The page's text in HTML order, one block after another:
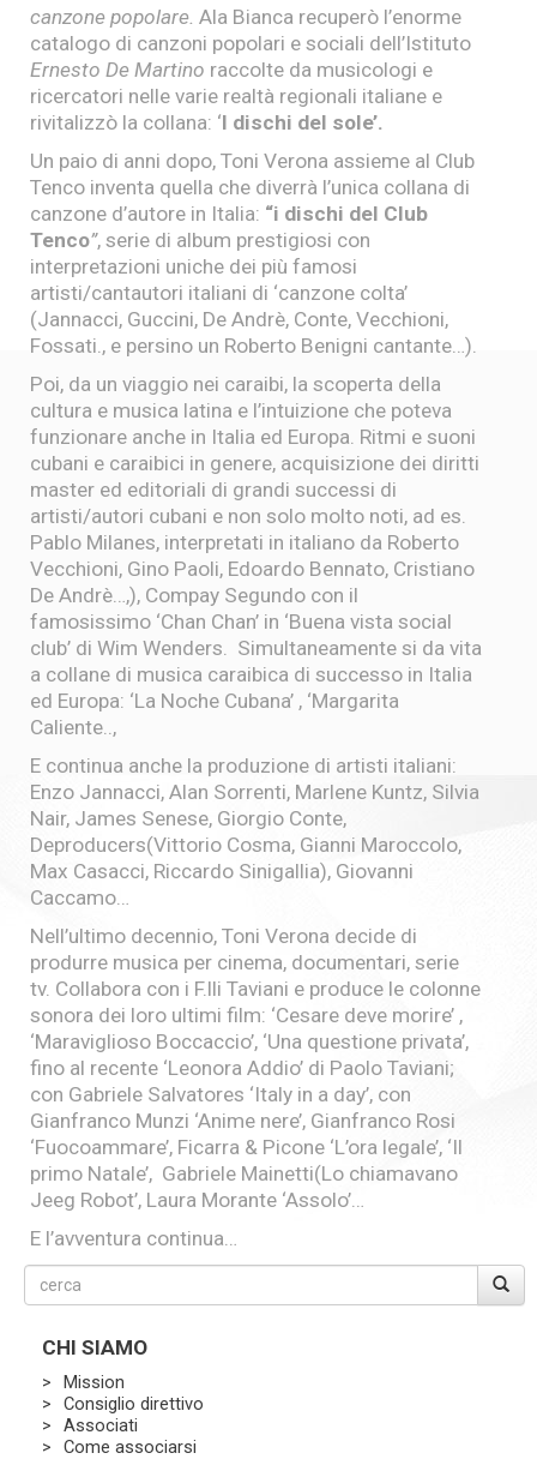
canzone popolare. Ala Bianca recuperò l’enorme
catalogo di canzoni popolari e sociali dell’Istituto
Ernesto De Martino raccolte da musicologi e
ricercatori nelle varie realtà regionali italiane e
rivitalizzò la collana: ‘I dischi del sole’.
Un paio di anni dopo, Toni Verona assieme al Club
Tenco inventa quella che diverrà l’unica collana di
canzone d’autore in Italia: “i dischi del Club
Tenco”, serie di album prestigiosi con
interpretazioni uniche dei più famosi
artisti/cantautori italiani di ‘canzone colta’
(Jannacci, Guccini, De Andrè, Conte, Vecchioni,
Fossati., e persino un Roberto Benigni cantante…).
Poi, da un viaggio nei caraibi, la scoperta della
cultura e musica latina e l’intuizione che poteva
funzionare anche in Italia ed Europa. Ritmi e suoni
cubani e caraibici in genere, acquisizione dei diritti
master ed editoriali di grandi successi di
artisti/autori cubani e non solo molto noti, ad es.
Pablo Milanes, interpretati in italiano da Roberto
Vecchioni, Gino Paoli, Edoardo Bennato, Cristiano
De Andrè…,), Compay Segundo con il
famosissimo ‘Chan Chan’ in ‘Buena vista social
club’ di Wim Wenders. Simultaneamente si da vita
a collane di musica caraibica di successo in Italia
ed Europa: ‘La Noche Cubana’ , ‘Margarita
Caliente..,
E continua anche la produzione di artisti italiani:
Enzo Jannacci, Alan Sorrenti, Marlene Kuntz, Silvia
Nair, James Senese, Giorgio Conte,
Deproducers(Vittorio Cosma, Gianni Maroccolo,
Max Casacci, Riccardo Sinigallia), Giovanni
Caccamo…
Nell’ultimo decennio, Toni Verona decide di
produrre musica per cinema, documentari, serie
tv. Collabora con i F.lli Taviani e produce le colonne
sonora dei loro ultimi film: ‘Cesare deve morire’ ,
‘Maraviglioso Boccaccio’, ‘Una questione privata’,
fino al recente ‘Leonora Addio’ di Paolo Taviani;
con Gabriele Salvatores ‘Italy in a day’, con
Gianfranco Munzi ‘Anime nere’, Gianfranco Rosi
‘Fuocoammare’, Ficarra & Picone ‘L’ora legale’, ‘Il
primo Natale’, Gabriele Mainetti(Lo chiamavano
Jeeg Robot’, Laura Morante ‘Assolo’…
E l’avventura continua…
CHI SIAMO
Mission
Consiglio direttivo
Associati
Come associarsi